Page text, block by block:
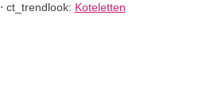
⋅ ct_trendlook: Koteletten